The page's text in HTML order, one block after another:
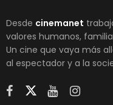
Desde cinemanet
valores humanos,
Un cine que vaya más
al espectador y a la